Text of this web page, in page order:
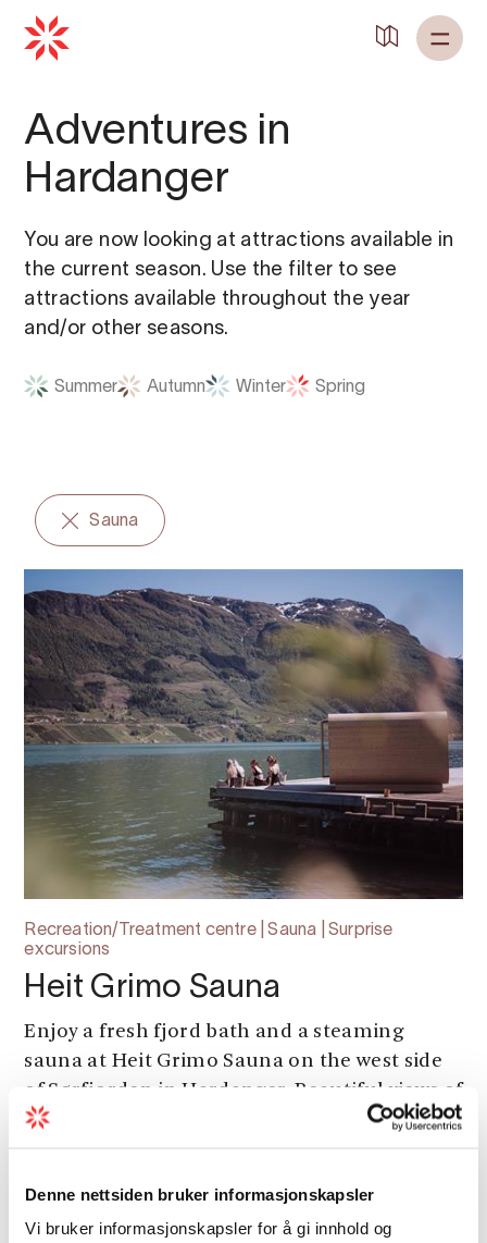
Denne nettsiden bruker informasjonskapsler
Vi bruker informasjonskapsler for å gi innhold og
Adventures in
Hardanger
You are now looking at attractions available in
the current season. Use the filter to see
attractions available throughout the year
and/or other seasons.
Summer Autumn Winter Spring
Sauna
Recreation/Treatment centre | Sauna | Surprise
excursions
Heit Grimo Sauna
Enjoy a fresh fjord bath and a steaming
sauna at Heit Grimo Sauna on the west side
of Sørfjorden in Hardanger. Beautiful views of
the fjord and mountains.